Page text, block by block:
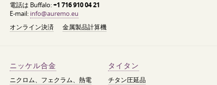
電話は Buffalo:+1 716 910 04 21
E-mail: info@auremo.eu
オンライン決済
金属製品計算機
ニッケル合金
ニクロム、フェクラム、熱電
タイタン
チタン圧延品